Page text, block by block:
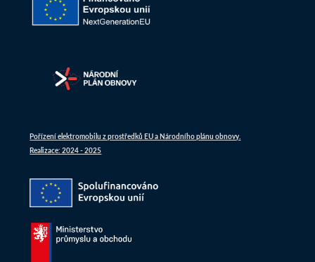
Pořízení elektromobilu z prostředků EU a Národního plánu obnovy.
Realizace: 2024 - 2025